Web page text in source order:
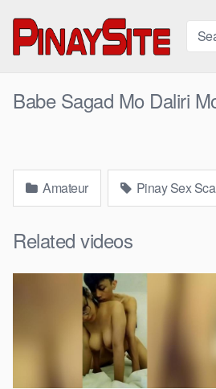
content
Babe Sagad Mo Daliri
Amateur Pinay Sex
Related videos